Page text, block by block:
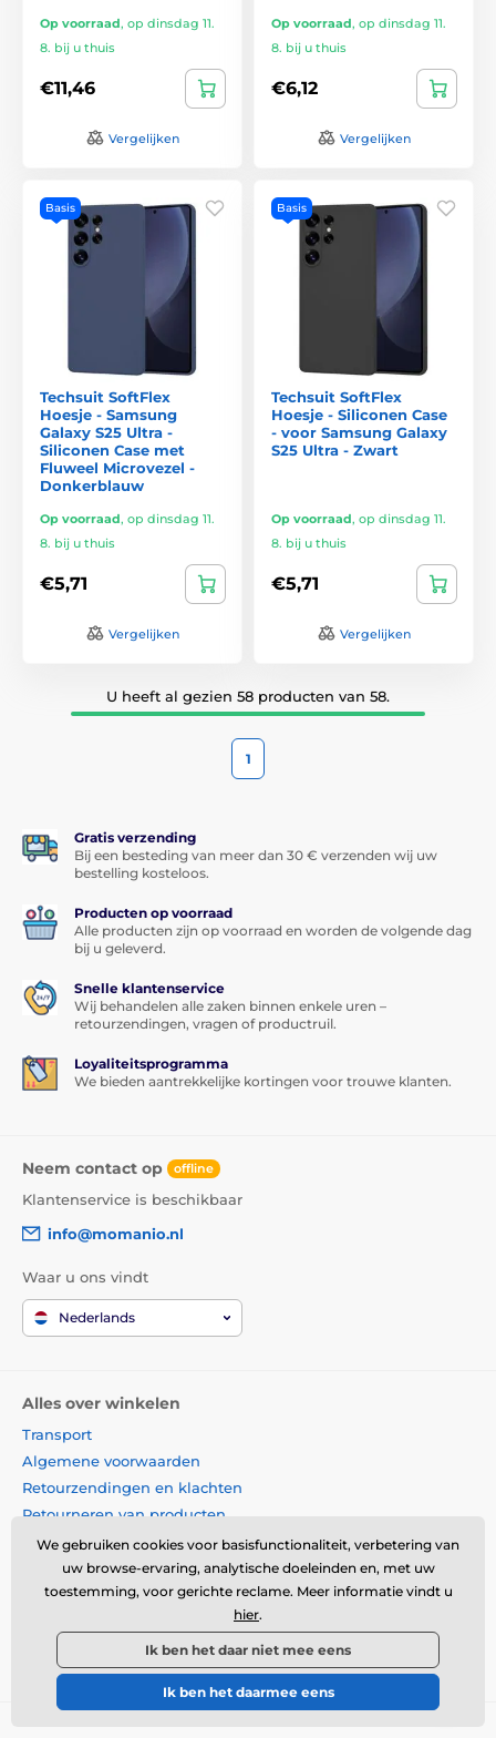
Op voorraad, op dinsdag 11.
8. bij u thuis
€11,46
Vergelijken
Op voorraad, op dinsdag 11.
8. bij u thuis
€6,12
Vergelijken
Basis
Techsuit SoftFlex
Hoesje - Samsung
Galaxy S25 Ultra -
Siliconen Case met
Fluweel Microvezel -
Donkerblauw
Op voorraad, op dinsdag 11.
8. bij u thuis
€5,71
Vergelijken
Basis
Techsuit SoftFlex
Hoesje - Siliconen Case
- voor Samsung Galaxy
S25 Ultra - Zwart
Op voorraad, op dinsdag 11.
8. bij u thuis
€5,71
Vergelijken
U heeft al gezien 58 producten van 58.
1
Gratis verzending
Bij een besteding van meer dan 30 € verzenden wij uw
bestelling kosteloos.
Producten op voorraad
Alle producten zijn op voorraad en worden de volgende dag
bij u geleverd.
Snelle klantenservice
Wij behandelen alle zaken binnen enkele uren –
retourzendingen, vragen of productruil.
Loyaliteitsprogramma
We bieden aantrekkelijke kortingen voor trouwe klanten.
Neem contact op offline
Klantenservice is beschikbaar
info@momanio.nl
Waar u ons vindt
Nederlands
Alles over winkelen
Transport
Algemene voorwaarden
Retourzendingen en klachten
Retourneren van producten
Productruil
Cookiebeleid
Contactgegevens
verwerking van
persoonsgegevens
We gebruiken cookies voor basisfunctionaliteit, verbetering van
uw browse-ervaring, analytische doeleinden en, met uw
toestemming, voor gerichte reclame. Meer informatie vindt u
hier.
Ik ben het daar niet mee eens
Ik ben het daarmee eens